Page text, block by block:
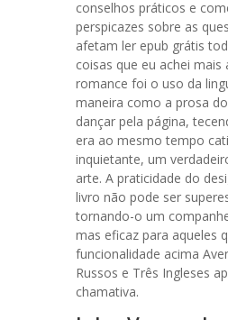
conselhos práticos e
perspicazes sobre as
afetam ler epub grátis
coisas que eu achei mais
romance foi o uso da
maneira como a prosa
dançar pela página,
era ao mesmo tempo
inquietante, um
arte. A praticidade do
livro não pode ser
tornando-o um
mas eficaz para aqueles
funcionalidade acima
Russos e Três Ingleses
chamativa.